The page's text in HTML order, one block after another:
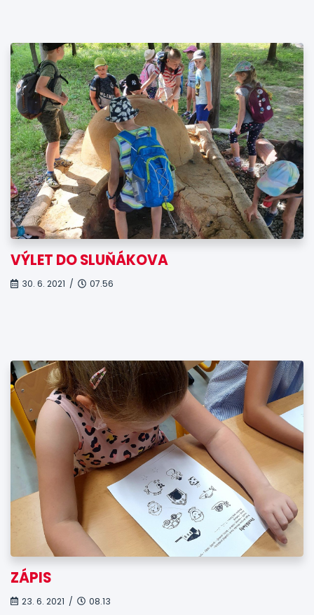
VÝLET DO SLUŇÁKOVA
30. 6. 2021 / 07.56
ZÁPIS
23. 6. 2021 / 08.13